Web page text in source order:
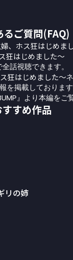
るご質問(FAQ)
、ホス狂はじめま
狂はじめました～
話視聴できます。
狂はじめました～
を掲載しておりま
』より本編をご
すすめ作品
リの姉